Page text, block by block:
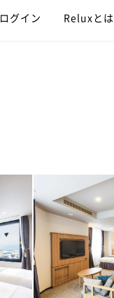
ログイン Reluxとは